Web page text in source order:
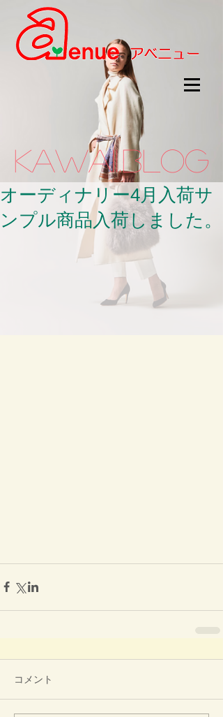
kawaii.BLOG
オーディナリー4月入荷サ
ンプル商品入荷しました。
コメント